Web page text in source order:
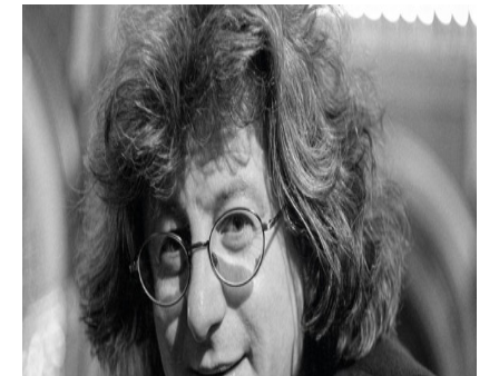
Hogyan készült Esterházy Péter
legendás Ottlik-másolata?